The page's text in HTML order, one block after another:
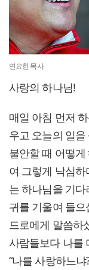
연요한 목사
사랑의 하나님!
매일 아침 먼저
우고 오늘의 일
불안할 때 어떻게
여 그렇게 낙심
는 하나님을 기다
귀를 기울여 들
드로에게 말씀하
사람들보다 나를
“나를 사랑하느냐